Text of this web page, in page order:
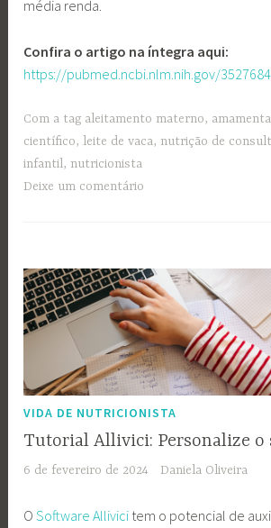
média renda.
Confira o artigo na íntegra aqui:
https://pubmed.ncbi.nlm.nih.gov/
Com a tag aleitamento materno,
científico, leite de vaca, nutrição de
infantil, nutricionista
Deixe um comentário
VIDA DE NUTRICIONISTA
Tutorial Allivici: Personalize o
6 de fevereiro de 2024 Daniela Oliveira
OSoftware Allivici tem o potencial de